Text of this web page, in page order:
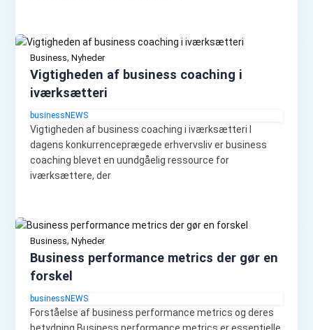
Business, Nyheder
Vigtigheden af business coaching i
iværksætteri
businessNEWS
Vigtigheden af business coaching i iværksætteri I
dagens konkurrenceprægede erhvervsliv er business
coaching blevet en uundgåelig ressource for
iværksættere, der
Business, Nyheder
Business performance metrics der gør en
forskel
businessNEWS
Forståelse af business performance metrics og deres
betydning Business performance metrics er essentielle